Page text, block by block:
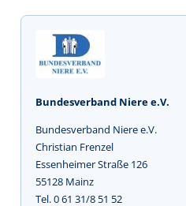
Bundesverband Niere e.V.
Bundesverband Niere e.V.
Christian Frenzel
Essenheimer Straße 126
55128 Mainz
Tel. 0 61 31/8 51 52